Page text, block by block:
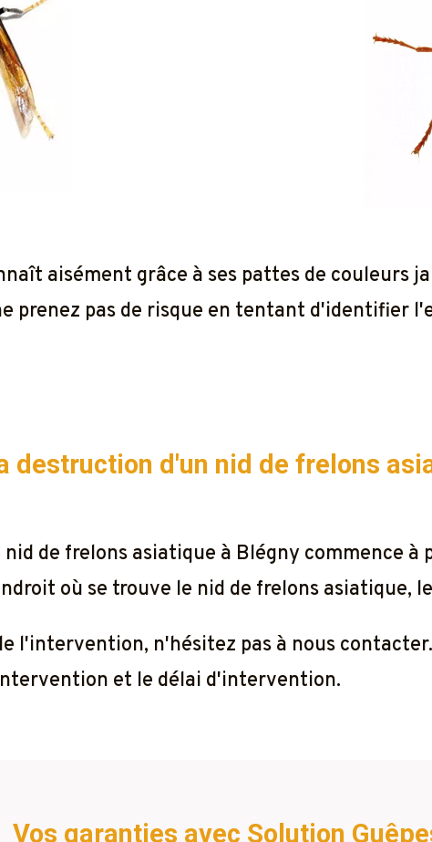
aisément grâce à ses pattes de couleurs
prenez pas de risque en tentant d'identifier
destruction d'un nid de frelons
de frelons asiatique à Blégny commence à
où se trouve le nid de frelons asiatique,
l'intervention, n'hésitez pas à nous
et le délai d'intervention.
Vos garanties avec Solution